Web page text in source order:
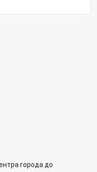
города до